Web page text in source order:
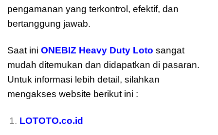
pengamanan yang terkontrol, efektif, dan
bertanggung jawab.
Saat ini ONEBIZ Heavy Duty Loto sangat
mudah ditemukan dan didapatkan di pasaran.
Untuk informasi lebih detail, silahkan
mengakses website berikut ini :
LOTOTO.co.id